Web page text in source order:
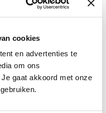
cookies
en advertenties te
om ons
gaat akkoord met onze